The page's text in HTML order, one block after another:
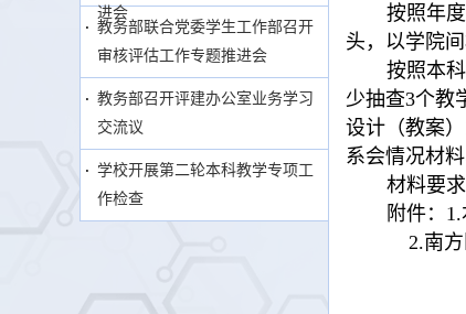
进会
教务部联合党委学生工作部召开
审核评估工作专题推进会
教务部召开评建办公室业务学习
交流议
学校开展第二轮本科教学专项工
作检查
按照年
头，以学院
按照本
少抽查3个教
设计（教案
系会情况材
材料要
附件：
2.南方